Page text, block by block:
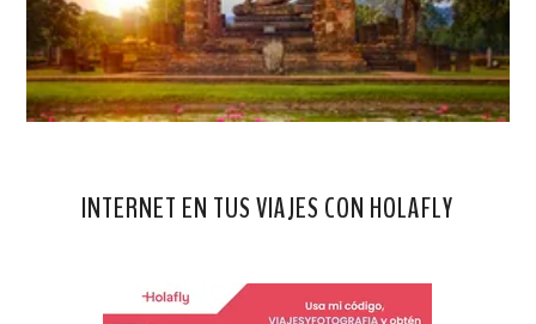
INTERNET EN TUS VIAJES CON HOLAFLY